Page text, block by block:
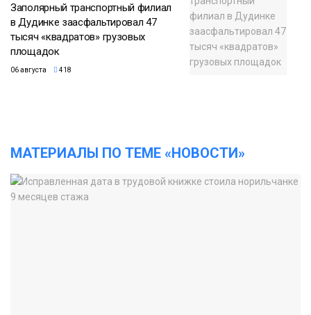
Заполярный транспортный филиал
в Дудинке заасфальтировал 47
тысяч «квадратов» грузовых
площадок
06 августа 418
МАТЕРИАЛЫ ПО ТЕМЕ «НОВОСТИ»